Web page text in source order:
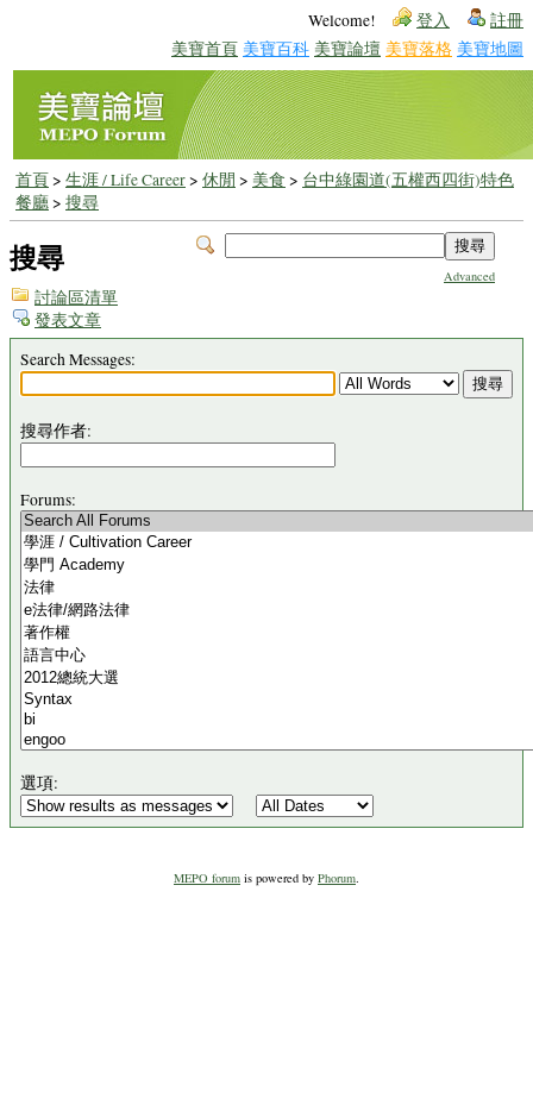
Welcome! 登入 註冊
美寶首頁 美寶百科 美寶論壇 美寶落格 美寶地圖
首頁> 生涯 / Life Career> 休閒 > 美食 > 台中綠園道(五權西四街)特色
餐廳> 搜尋
Advanced
搜尋
討論區清單
發表文章
Search Messages:
搜尋作者:
Forums:
選項:
MEPO forum is powered by Phorum.